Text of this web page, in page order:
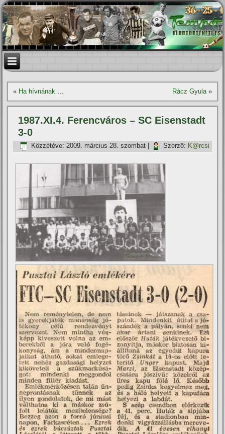
« Ha hí­vnának … Rácz Gyula»
1987.XI.4. Ferencváros – SC Eisenstadt
3-0
Közzétéve: 2009. március 28. szombat Szerző: K@rcsi